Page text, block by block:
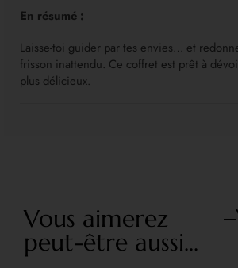
En résumé :
Laisse-toi guider par tes envies… et
frisson inattendu. Ce coffret est prêt à
plus délicieux.
Vous aimerez
peut-être aussi...